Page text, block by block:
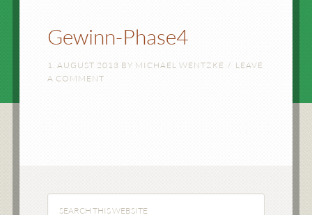
Gewinn-Phase4
1. AUGUST 2013 BY MICHAEL WENTZKE
LEAVE
A COMMENT